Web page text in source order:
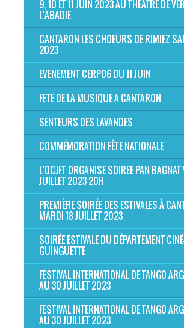
9, 10 ET 11 JUIN 2023 AU THÉÂTRE DE
L'ABADIE
CANTARON LES CHOEURS DE RIMIEZ
2023
EVENEMENT CERP06 DU 11 JUIN
FETE DE LA MUSIQUE A CANTARON
SENTEURS DES LAVANDES
COMMÉMORATION FÊTE NATIONALE
L'OCJFT ORGANISE SOIREE PAN
JUILLET 2023 20H
PREMIÈRE SOIRÉE DES ESTIVALES À
MARDI 18 JUILLET 2023
SOIRÉE ESTIVALE DU DÉPARTEMENT
GUINGUETTE
FESTIVAL INTERNATIONAL DE TANGO
AU 30 JUILLET 2023
FESTIVAL INTERNATIONAL DE TANGO
AU 30 JUILLET 2023